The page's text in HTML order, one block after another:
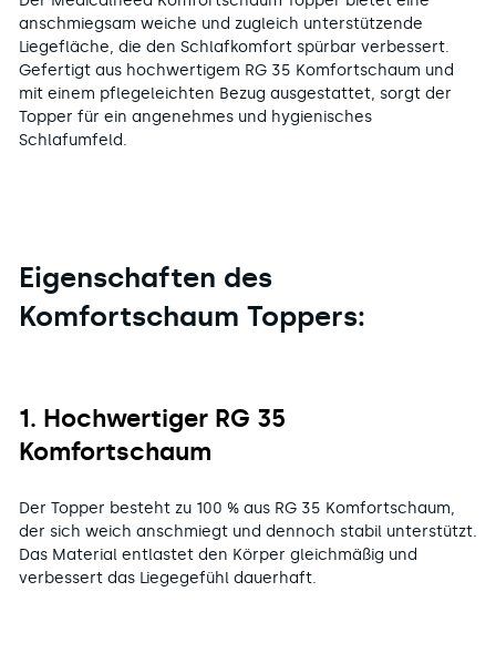
anschmiegsam weiche und zugleich unterstützende
Liegefläche, die den Schlafkomfort spürbar verbessert.
Gefertigt aus hochwertigem RG 35 Komfortschaum und
mit einem pflegeleichten Bezug ausgestattet, sorgt der
Topper für ein angenehmes und hygienisches
Schlafumfeld.
Eigenschaften des
Komfortschaum Toppers:
1. Hochwertiger RG 35
Komfortschaum
Der Topper besteht zu 100 % aus RG 35 Komfortschaum,
der sich weich anschmiegt und dennoch stabil unterstützt.
Das Material entlastet den Körper gleichmäßig und
verbessert das Liegegefühl dauerhaft.